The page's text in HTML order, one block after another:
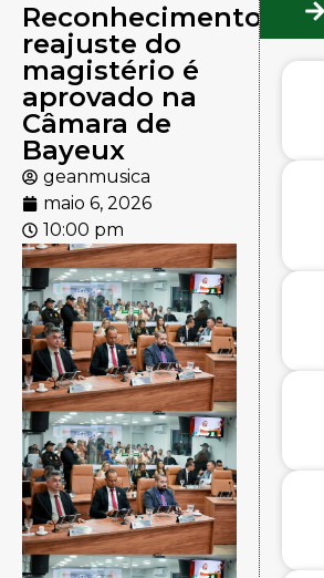
Reconhecimento:
reajuste do
magistério é
aprovado na
Câmara de
Bayeux
geanmusica
maio 6, 2026
10:00 pm